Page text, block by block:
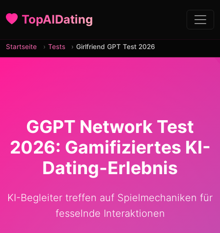
TopAIDating
Startseite Tests Girlfriend GPT Test 2026
GGPT Network Test
2026: Gamifiziertes KI-
Dating-Erlebnis
KI-Begleiter treffen auf Spielmechaniken für
fesselnde Interaktionen